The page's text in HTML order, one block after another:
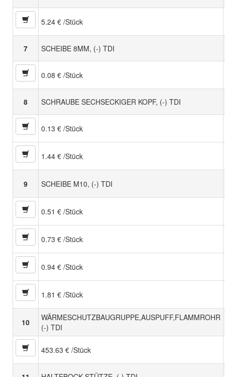
5.24 € /Stück
7 SCHEIBE 8MM, (-) TDI
0.08 € /Stück
8 SCHRAUBE SECHSECKIGER KOPF, (-) TDI
0.13 € /Stück
1.44 € /Stück
9 SCHEIBE M10, (-) TDI
0.51 € /Stück
0.73 € /Stück
0.94 € /Stück
1.81 € /Stück
10
WÄRMESCHUTZBAUGRUPPE,AUSPUFF,FLAMMROHR
(-) TDI
453.63 € /Stück